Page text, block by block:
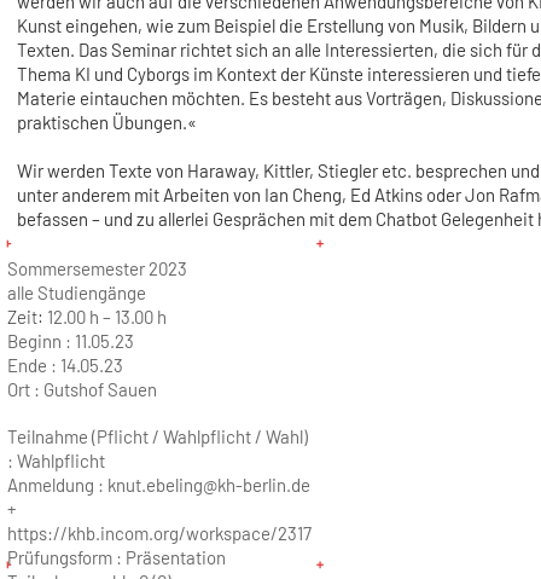
Kunst eingehen, wie zum Beispiel die Erstellung von Musik, Bildern
Texten. Das Seminar richtet sich an alle Interessierten, die sich für
Thema KI und Cyborgs im Kontext der Künste interessieren und
Materie eintauchen möchten. Es besteht aus Vorträgen,
praktischen Übungen.«
Wir werden Texte von Haraway, Kittler, Stiegler etc. besprechen
unter anderem mit Arbeiten von Ian Cheng, Ed Atkins oder Jon
befassen – und zu allerlei Gesprächen mit dem Chatbot Gelegenheit
Sommersemester 2023
alle Studiengänge
Zeit: 12.00 h – 13.00 h
Beginn : 11.05.23
Ende : 14.05.23
Ort : Gutshof Sauen
Teilnahme (Pflicht / Wahlpflicht / Wahl)
: Wahlpflicht
Anmeldung : knut.ebeling@kh-berlin.de
+
https://khb.incom.org/workspace/2317
Prüfungsform : Präsentation